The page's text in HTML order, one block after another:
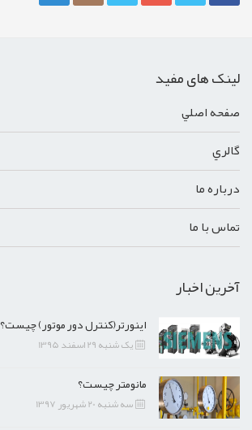
لینک های مفید
صفحه اصلي
گالري
درباره ما
تماس با ما
آخرین اخبار
اینورتر(کنترل دور موتور) چیست؟
یک شنبه 29 اسفند 1395
مانومتر چیست؟
سه شنبه 20 شهریور 1397